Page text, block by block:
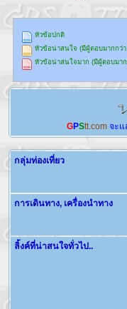
หัวข้อปกติ
หัวข้อน่าสนใจ (มีผู้ตอบมากกว่า
หัวข้อน่าสนใจมาก (มีผู้ตอบมา
GPStt.com จะแ
กลุ่มท่องเที่ยว
การเดินทาง, เครื่องนำทาง
ลิ้งค์ที่น่าสนใจทั่วไป..